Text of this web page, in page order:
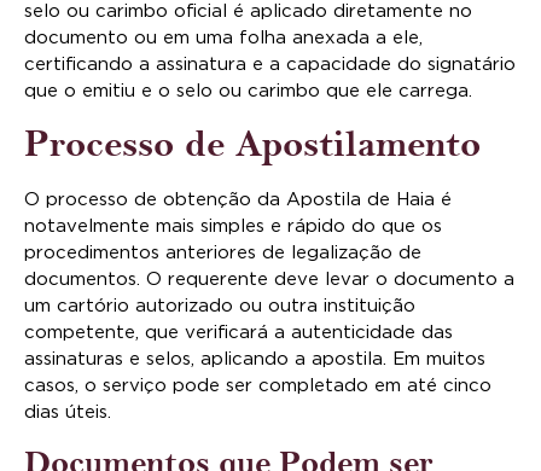
selo ou carimbo oficial é aplicado diretamente no
documento ou em uma folha anexada a ele,
certificando a assinatura e a capacidade do signatário
que o emitiu e o selo ou carimbo que ele carrega.
Processo de Apostilamento
O processo de obtenção da Apostila de Haia é
notavelmente mais simples e rápido do que os
procedimentos anteriores de legalização de
documentos. O requerente deve levar o documento a
um cartório autorizado ou outra instituição
competente, que verificará a autenticidade das
assinaturas e selos, aplicando a apostila. Em muitos
casos, o serviço pode ser completado em até cinco
dias úteis.